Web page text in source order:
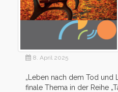
8. April 2025
„Leben nach dem Tod und
finale Thema in der Reihe